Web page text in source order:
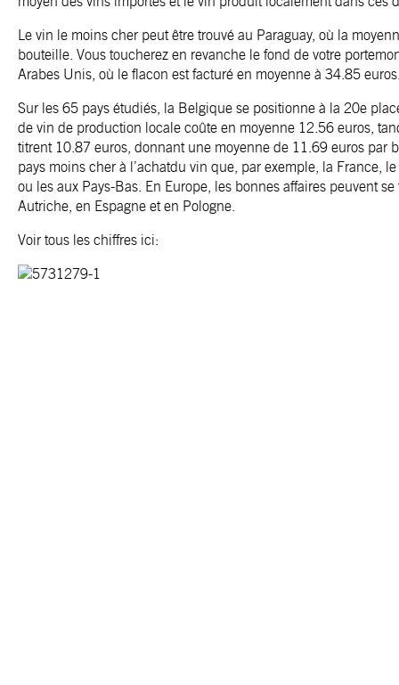
Le vin le moins cher peut être trouvé au Paraguay, où la
bouteille. Vous toucherez en revanche le fond de votre
Arabes Unis, où le flacon est facturé en moyenne à 34.85
Sur les 65 pays étudiés, la Belgique se positionne à la 20e
de vin de production locale coûte en moyenne 12.56 euros,
titrent 10.87 euros, donnant une moyenne de 11.69 euros par
pays moins cher à l’achatdu vin que, par exemple, la France,
ou les aux Pays-Bas. En Europe, les bonnes affaires peuvent
Autriche, en Espagne et en Pologne.
Voir tous les chiffres ici: